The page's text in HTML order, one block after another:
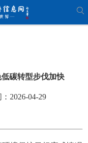
碳转型步伐加快
2026-04-29